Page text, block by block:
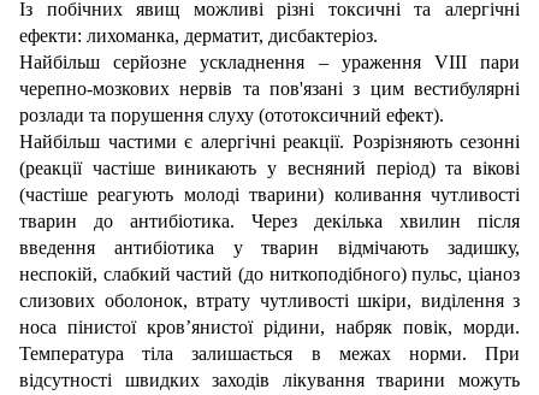
Із побічних явищ можливі різні токсичні та алергічні
ефекти: лихоманка, дерматит, дисбактеріоз.
Найбільш серйозне ускладнення – ураження VIII пари
черепно-мозкових нервів та пов'язані з цим вестибулярні
розлади та порушення слуху (ототоксичний ефект).
Найбільш частими є алергічні реакції. Розрізняють сезонні
(реакції частіше виникають у весняний період) та вікові
(частіше реагують молоді тварини) коливання чутливості
тварин до антибіотика. Через декілька хвилин після
введення антибіотика у тварин відмічають задишку,
неспокій, слабкий частий (до ниткоподібного) пульс, ціаноз
слизових оболонок, втрату чутливості шкіри, виділення з
носа пінистої кров’янистої рідини, набряк повік, морди.
Температура тіла залишається в межах норми. При
відсутності швидких заходів лікування тварини можуть